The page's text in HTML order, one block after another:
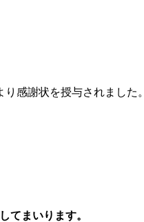
感謝状を授与されました。
てまいります。